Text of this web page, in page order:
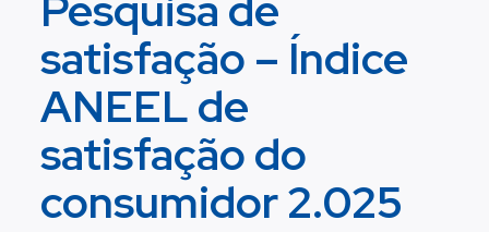
satisfação – Índice
ANEEL de
satisfação do
consumidor 2.025